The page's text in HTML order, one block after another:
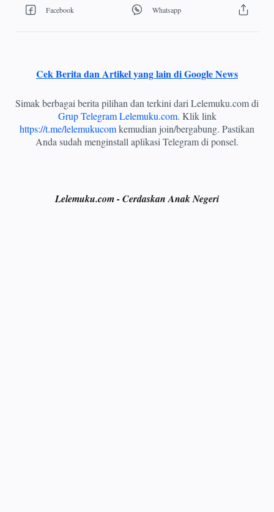
Cek Berita dan Artikel yang lain di Google News
Simak berbagai berita pilihan dan terkini dari Lelemuku.com di
Grup Telegram Lelemuku.com. Klik link
https://t.me/lelemukucomkemudian join/bergabung. Pastikan
Anda sudah menginstall aplikasi Telegram di ponsel.
Lelemuku.com - Cerdaskan Anak Negeri